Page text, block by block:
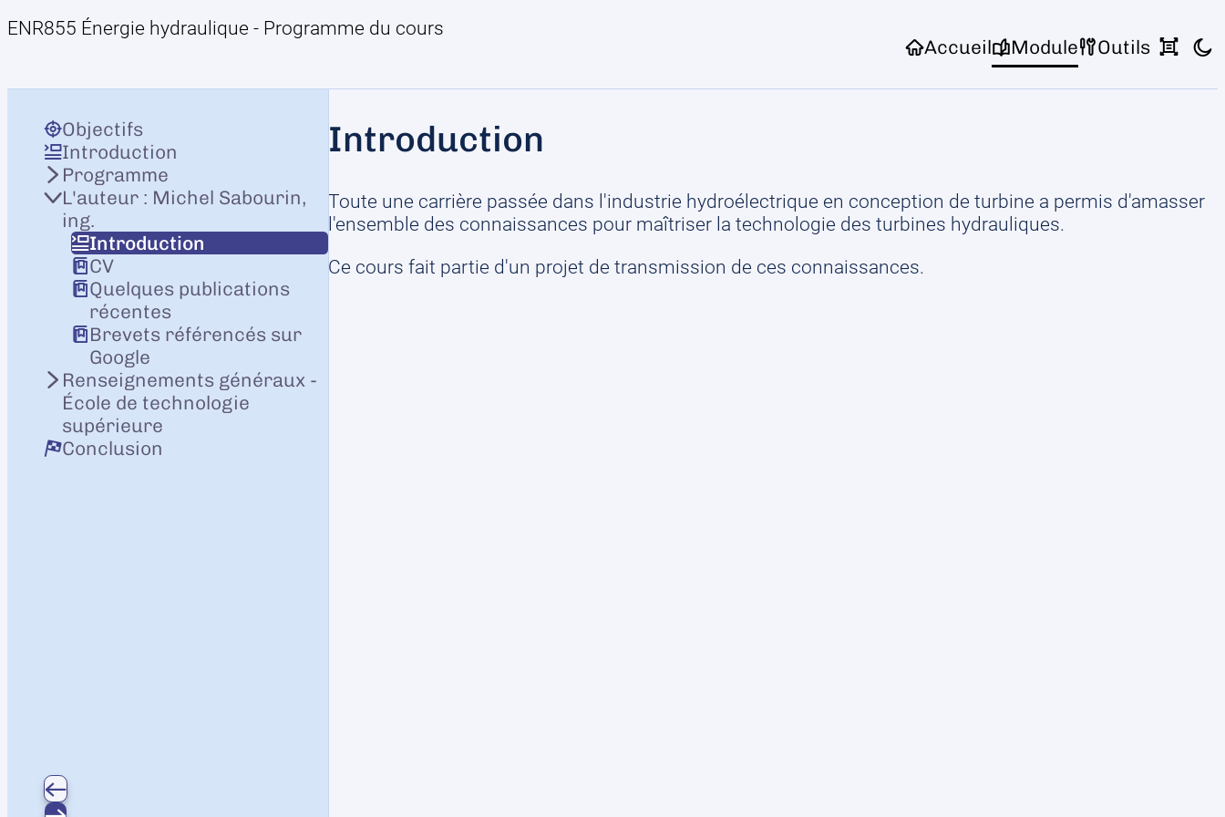
ENR855 Énergie hydraulique - Programme du cours
Accueil
Module Outils
Introduction
Toute une carrière passée dans l'industrie hydroélectrique en conception de turbine a permis d'amasser
l'ensemble des connaissances pour maîtriser la technologie des turbines hydrauliques.
Ce cours fait partie d'un projet de transmission de ces connaissances.
Objectifs
Introduction
Programme
L'auteur : Michel Sabourin,
ing.
Introduction
CV
Quelques publications
récentes
Brevets référencés sur
Google
Renseignements généraux -
École de technologie
supérieure
Conclusion